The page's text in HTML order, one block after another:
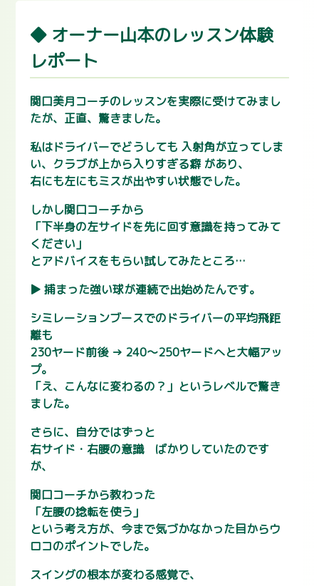
◆ オーナー山本のレッスン体験
レポート
関口美月コーチのレッスンを実際に受けてみまし
たが、正直、驚きました。
私はドライバーでどうしても 入射角が立ってしま
い、クラブが上から入りすぎる癖 があり、
右にも左にもミスが出やすい状態でした。
しかし関口コーチから
「下半身の左サイドを先に回す意識を持ってみて
ください」
とアドバイスをもらい試してみたところ…
▶ 捕まった強い球が連続で出始めたんです。
シミレーションブースでのドライバーの平均飛距
離も
230ヤード前後 → 240〜250ヤードへと大幅アッ
プ。
「え、こんなに変わるの？」というレベルで驚き
ました。
さらに、自分ではずっと
右サイド・右腰の意識 ばかりしていたのです
が、
関口コーチから教わった
「左腰の捻転を使う」
という考え方が、今まで気づかなかった目からウ
ロコのポイントでした。
スイングの根本が変わる感覚で、